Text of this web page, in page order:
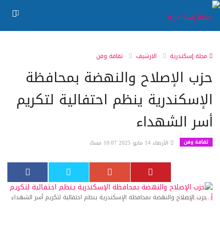
مجلة إسكندرية الارشيف ثقافة وفن
حزب الإصلاح والنهضة بمحافظة
الإسكندرية ينظم احتفالية لتكريم
أسر الشهداء
ثقافة وفن الأربعاء 14 مايو 2025 10:07 مساءً
حزب الإصلاح والنهضة بمحافظة الإسكندرية ينظم احتفالية لتكريم أسر الشهداء